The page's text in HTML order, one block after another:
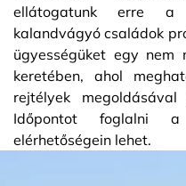
ellátogatunk erre a
kalandvágyó családok
ügyességüket egy nem
keretében, ahol
rejtélyek
Időpontot foglalni
elérhetőségein lehet.